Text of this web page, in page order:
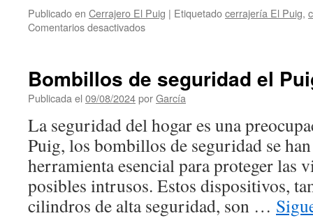
Publicado en Cerrajero El Puig | Etiquetadocerrajería El Puig,
Comentarios desactivadosen
de
todo
el
Puig
Bombillos de seguridad el
Publicada el 09/08/2024porGarcía
La seguridad del hogar es una
Puig, los bombillos de seguridad se
herramienta esencial para proteger las
posibles intrusos. Estos dispositivos,
cilindros de alta seguridad, son …